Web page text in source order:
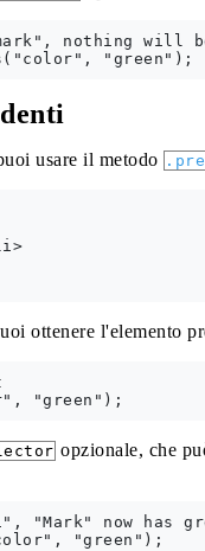
nothing will
usare il metodo
ottenere l'elemento
opzionale, che
"Mark" now has